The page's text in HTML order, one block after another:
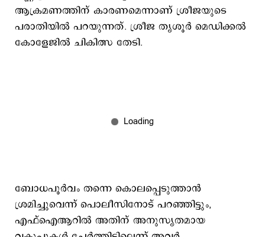
ആക്രമണത്തിന് കാരണമെന്നാണ് ശ്രീജയുടെ
പരാതിയിൽ പറയുന്നത്. ശ്രീജ തൃശൂർ മെഡിക്കൽ
കോളേജിൽ ചികിത്സ തേടി.
ബോധപൂർവം തന്നെ കൊലപ്പെടുത്താൻ
ശ്രമിച്ചുവെന്ന് പൊലീസിനോട് പറഞ്ഞിട്ടും,
എഫ്‌ഐആറിൽ അതിന് അനുസൃതമായ